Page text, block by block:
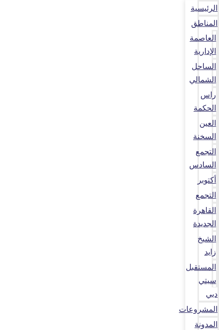
الرئيسية
المناطق
العاصمة
الإدارية
الساحل
الشمالي
راس
الحكمة
العين
السخنة
التجمع
السادس
أكتوبر
التجمع
القاهرة
الجديدة
الشيخ
زايد
المستقبل
سيتي
دبي
المشروعات
المدونة